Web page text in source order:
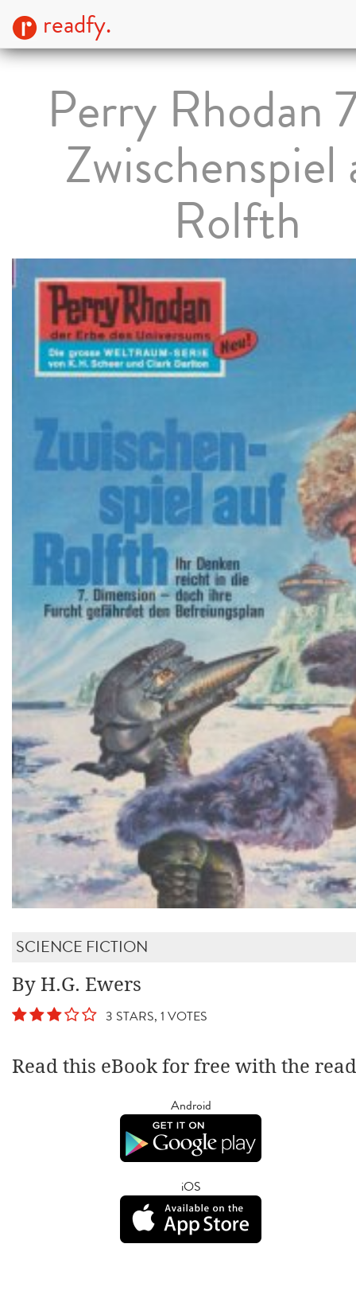
readfy.
Perry Rhodan
Zwischenspiel
Rolfth
SCIENCE FICTION
By H.G. Ewers
3 STARS, 1 VOTES
Read this eBook for free with the
Android
iOS